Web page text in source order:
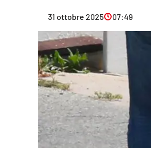
Economia e lavoro
Streaming
Lac Network
31 ottobre 2025 07:49